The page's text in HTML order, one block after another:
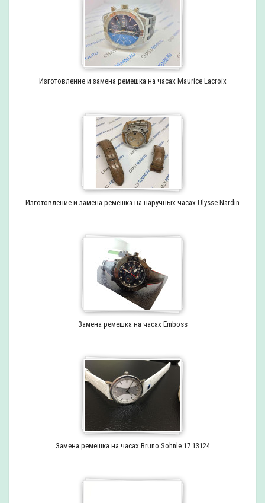
Изготовление и замена ремешка на часах Maurice Lacroix
Изготовление и замена ремешка на наручных часах Ulysse Nardin
Замена ремешка на часах Emboss
Замена ремешка на часах Bruno Sohnle 17.13124